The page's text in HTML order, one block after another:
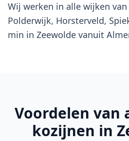
Wij werken in alle wijken van
Polderwijk, Horsterveld,
min in Zeewolde vanuit
Voordelen van
kozijnen in